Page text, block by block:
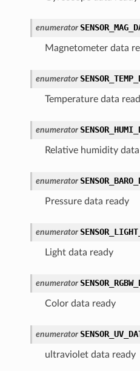
enumerator
Magnetometer data
enumerator
Temperature data
enumerator
Relative humidity
enumerator
Pressure data ready
enumerator
Light data ready
enumerator
Color data ready
enumerator
ultraviolet data ready